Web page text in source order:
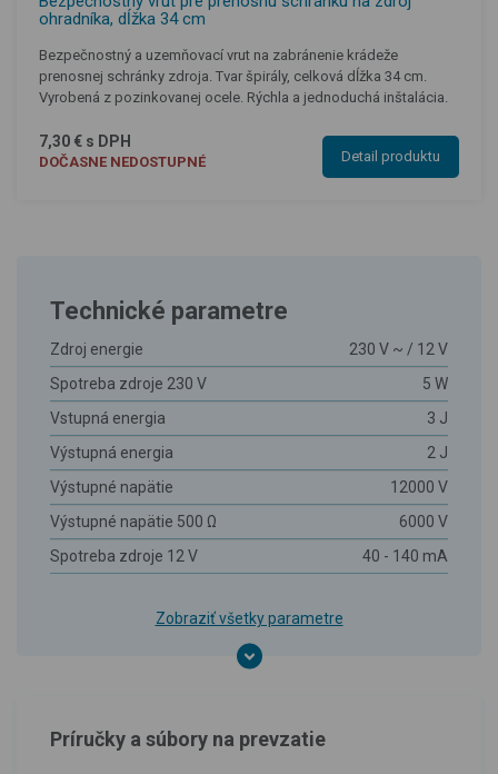
ohradníka, dĺžka 34 cm
Bezpečnostný a uzemňovací vrut na zabránenie krádeže
prenosnej schránky zdroja. Tvar špirály, celková dĺžka 34 cm.
Vyrobená z pozinkovanej ocele. Rýchla a jednoduchá inštalácia.
7,30 € s DPH
DOČASNE NEDOSTUPNÉ Detail produktu
Technické parametre
Zdroj energie
230 V ~ / 12 V
Spotreba zdroje 230 V
5 W
Vstupná energia
3 J
Výstupná energia
2 J
Výstupné napätie
12000 V
Výstupné napätie 500 Ω
6000 V
Spotreba zdroje 12 V
40 - 140 mA
Zobraziť všetky parametre
Príručky a súbory na prevzatie